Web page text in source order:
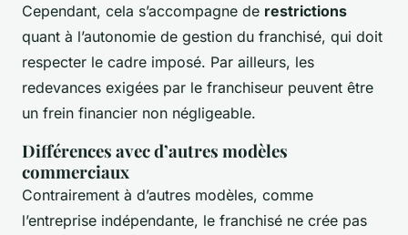
Cependant, cela s’accompagne de restrictions
quant à l’autonomie de gestion du franchisé, qui doit
respecter le cadre imposé. Par ailleurs, les
redevances exigées par le franchiseur peuvent être
un frein financier non négligeable.
Différences avec d’autres modèles
commerciaux
Contrairement à d’autres modèles, comme
l’entreprise indépendante, le franchisé ne crée pas